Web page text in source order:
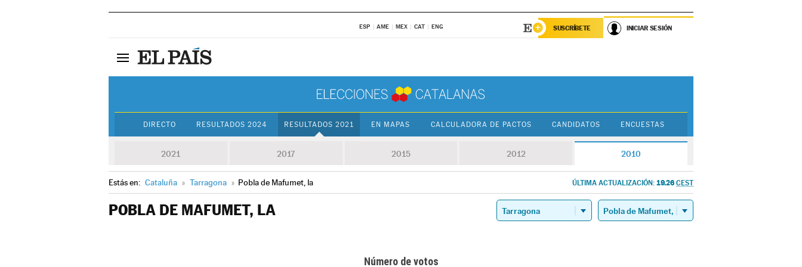
ESP AME MEX CAT ENG SUSCRÍBETE INICIAR SESIÓN
DIRECTO RESULTADOS 2024 RESULTADOS 2021 EN MAPAS CALCULADORA DE PACTOS CANDIDATOS ENCUESTAS
2021 2017 2015 2012 2010
Estás en: Cataluña » Tarragona » Pobla de Mafumet, la ÚLTIMA ACTUALIZACIÓN: 19.26 CEST
POBLA DE MAFUMET, LA
Número de votos